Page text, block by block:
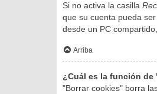
Si no activa la casilla
que su cuenta pueda
desde un PC
Arriba
¿Cuál es la función
"Borrar cookies" borra